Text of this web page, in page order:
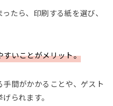
たら、印刷する紙を選び、
すいことがメリット。
間がかかることや、ゲスト
られます。